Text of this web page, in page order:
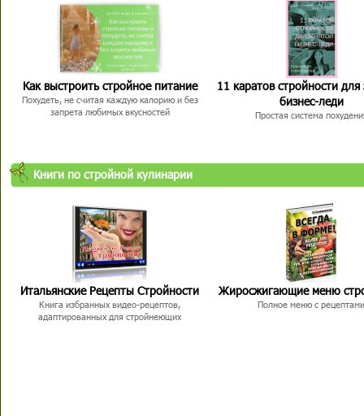
Как выстроить стройное питание
Похудеть, не считая каждую калорию и без
запрета любимых вкусностей
11 каратов стройности для
бизнес-леди
Простая система
Книги по стройной кулинарии
Итальянские Рецепты Стройности
Книга избранных видео-рецептов,
адаптированных для стройнеющих
Жиросжигающие меню
Полное меню с рецептами